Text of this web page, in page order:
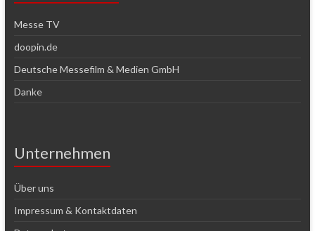
Messe TV
doopin.de
Deutsche Messefilm & Medien GmbH
Danke
Unternehmen
Über uns
Impressum & Kontaktdaten